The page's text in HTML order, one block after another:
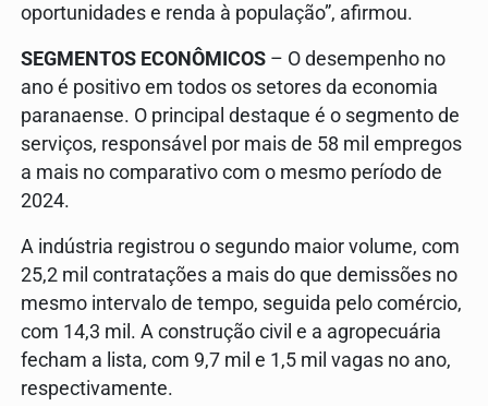
oportunidades e renda à população”, afirmou.
SEGMENTOS ECONÔMICOS – O desempenho no
ano é positivo em todos os setores da economia
paranaense. O principal destaque é o segmento de
serviços, responsável por mais de 58 mil empregos
a mais no comparativo com o mesmo período de
2024.
A indústria registrou o segundo maior volume, com
25,2 mil contratações a mais do que demissões no
mesmo intervalo de tempo, seguida pelo comércio,
com 14,3 mil. A construção civil e a agropecuária
fecham a lista, com 9,7 mil e 1,5 mil vagas no ano,
respectivamente.